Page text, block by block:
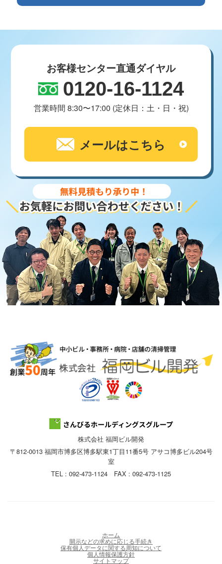
お客様センター直通ダイヤル
0120-16-1124
営業時間 8:30〜17:00 (定休日：土・日・祝)
メールはこちら
株式会社 福岡ビル開発
〒812-0013 福岡市博多区博多駅東1丁目11番5号 アサコ博多ビル204号
室
TEL : 092-473-1124 FAX : 092-473-1125
ホーム
開示などの求めに応じる手続き
保有個人データに関する周知について
個人情報保護方針
サイトマップ